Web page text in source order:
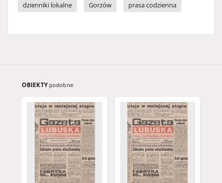
dzienniki lokalne
Gorzów prasa codzienna
OBIEKTY podobne